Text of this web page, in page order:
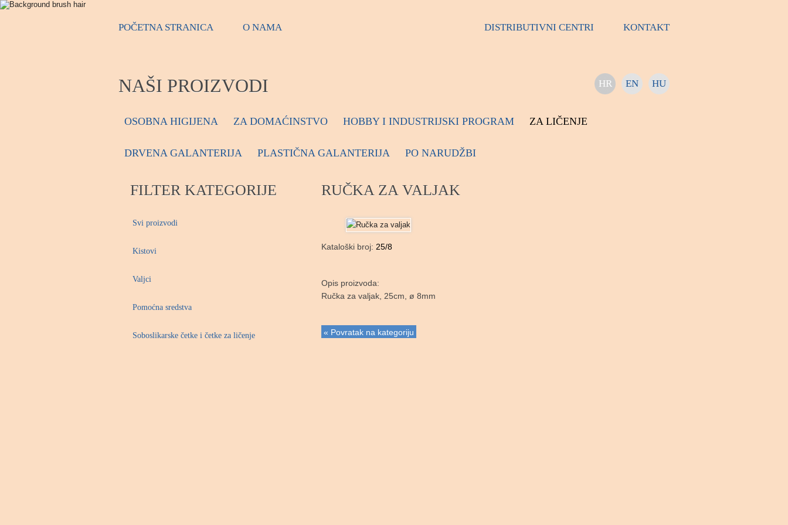
POČETNA STRANICA O NAMA DISTRIBUTIVNI CENTRI KONTAKT
HR EN HU
NAŠI PROIZVODI
OSOBNA HIGIJENA ZA DOMAĆINSTVO HOBBY I INDUSTRIJSKI PROGRAM ZA LIČENJE
DRVENA GALANTERIJA PLASTIČNA GALANTERIJA PO NARUDŽBI
FILTER KATEGORIJE
Svi proizvodi
Kistovi
Valjci
Pomoćna sredstva
Soboslikarske četke i četke za ličenje
RUČKA ZA VALJAK
Kataloški broj: 25/8
Opis proizvoda:
Ručka za valjak, 25cm, ø 8mm
« Povratak na kategoriju